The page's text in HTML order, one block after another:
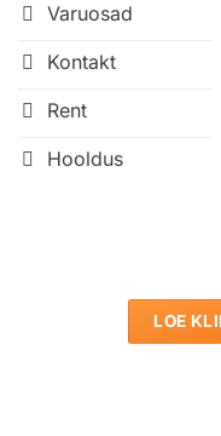
Varuosad
Kontakt
Rent
Hooldus
LOE